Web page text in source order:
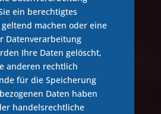
ein berechtigtes
machen oder eine
Datenverarbeitung
Ihre Daten gelöscht,
anderen rechtlich
für die Speicherung
Daten haben
handelsrechtliche